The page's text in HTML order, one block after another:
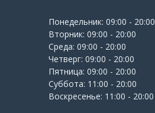
Понедельник: 09:00 - 20:00
Вторник: 09:00 - 20:00
Среда: 09:00 - 20:00
Четверг: 09:00 - 20:00
Пятница: 09:00 - 20:00
Суббота: 11:00 - 20:00
Воскресенье: 11:00 - 20:00